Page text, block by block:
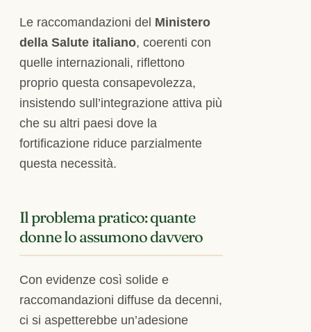
Le raccomandazioni del Ministero
della Salute italiano, coerenti con
quelle internazionali, riflettono
proprio questa consapevolezza,
insistendo sull’integrazione attiva più
che su altri paesi dove la
fortificazione riduce parzialmente
questa necessità.
Il problema pratico: quante
donne lo assumono davvero
Con evidenze così solide e
raccomandazioni diffuse da decenni,
ci si aspetterebbe un’adesione